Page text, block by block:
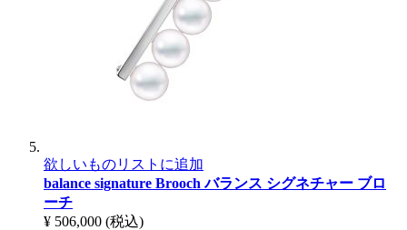
欲しいものリストに追加
balance signature Broochバランス シグネチャー ブロ
ーチ
¥ 506,000 (税込)